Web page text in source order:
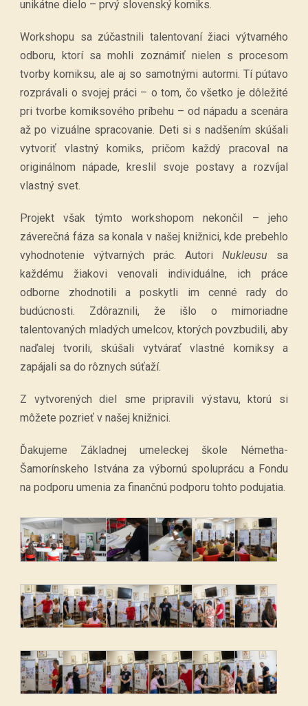
unikátne dielo – prvý slovenský komiks.
Workshopu sa zúčastnili talentovaní žiaci výtvarného
odboru, ktorí sa mohli zoznámiť nielen s procesom
tvorby komiksu, ale aj so samotnými autormi. Tí pútavo
rozprávali o svojej práci – o tom, čo všetko je dôležité
pri tvorbe komiksového príbehu – od nápadu a scenára
až po vizuálne spracovanie. Deti si s nadšením skúšali
vytvoriť vlastný komiks, pričom každý pracoval na
originálnom nápade, kreslil svoje postavy a rozvíjal
vlastný svet.
Projekt však týmto workshopom nekončil – jeho
záverečná fáza sa konala v našej knižnici, kde prebehlo
vyhodnotenie výtvarných prác. Autori Nukleusu sa
každému žiakovi venovali individuálne, ich práce
odborne zhodnotili a poskytli im cenné rady do
budúcnosti. Zdôraznili, že išlo o mimoriadne
talentovaných mladých umelcov, ktorých povzbudili, aby
naďalej tvorili, skúšali vytvárať vlastné komiksy a
zapájali sa do rôznych súťaží.
Z vytvorených diel sme pripravili výstavu, ktorú si
môžete pozrieť v našej knižnici.
Ďakujeme Základnej umeleckej škole Németha-
Šamorínskeho Istvána za výbornú spoluprácu a Fondu
na podporu umenia za finančnú podporu tohto podujatia.